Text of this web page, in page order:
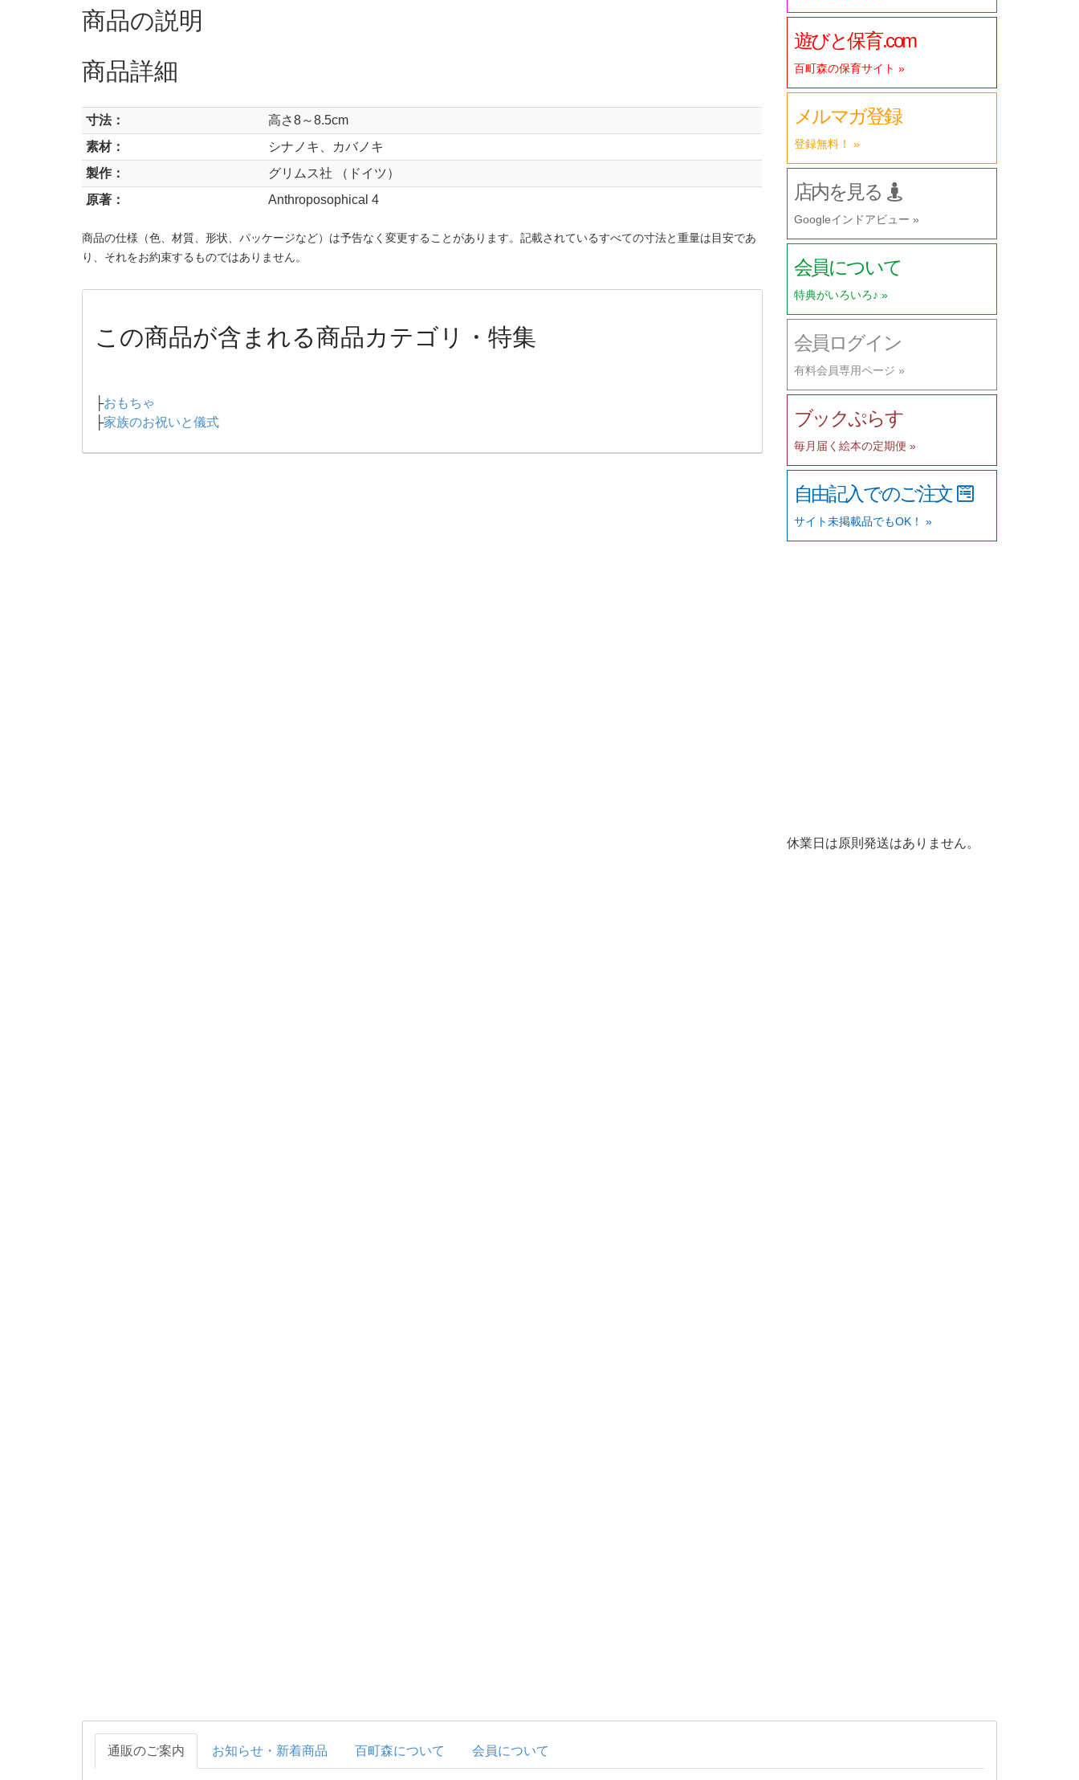
商品の説明
商品詳細
寸法：
高さ8～8.5cm
素材：
シナノキ、カバノキ
製作：
グリムス社 （ドイツ）
原著：
Anthroposophical 4
商品の仕様（色、材質、形状、パッケージなど）は予告なく変更することがあります。記載されているすべての寸法と重量は目安であ
り、それをお約束するものではありません。
この商品が含まれる商品カテゴリ・特集
├おもちゃ
├家族のお祝いと儀式
遊びと保育.com
百町森の保育サイト »
メルマガ登録
登録無料！ »
店内を見る
Googleインドアビュー »
会員について
特典がいろいろ♪ »
会員ログイン
有料会員専用ページ »
ブックぷらす
毎月届く絵本の定期便 »
自由記入でのご注文
サイト未掲載品でもOK！ »
休業日は原則発送はありません。
通販のご案内 お知らせ・新着商品 百町森について 会員について